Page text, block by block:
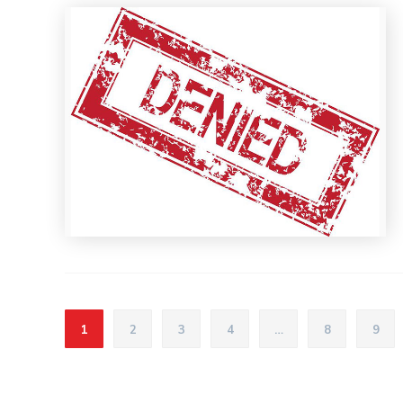
1 2 3 4 … 8 9